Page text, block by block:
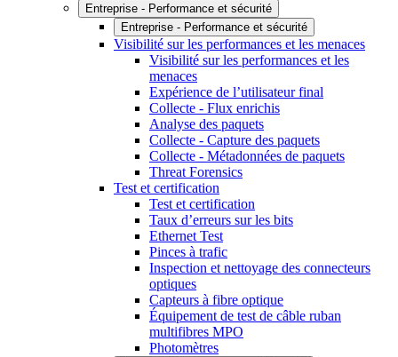
Entreprise - Performance et sécurité
Entreprise - Performance et sécurité
Visibilité sur les performances et les menaces
Visibilité sur les performances et les
menaces
Expérience de l’utilisateur final
Collecte - Flux enrichis
Analyse des paquets
Collecte - Capture des paquets
Collecte - Métadonnées de paquets
Threat Forensics
Test et certification
Test et certification
Taux d’erreurs sur les bits
Ethernet Test
Pinces à trafic
Inspection et nettoyage des connecteurs
optiques
Capteurs à fibre optique
Équipement de test de câble ruban
multifibres MPO
Photomètres